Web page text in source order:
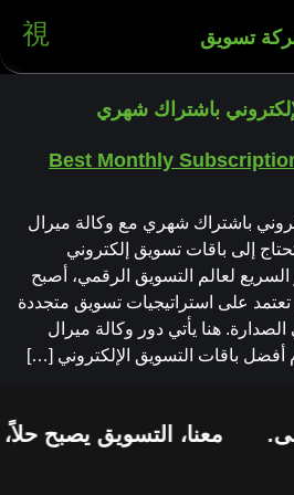
باشتراك شهري
باشتراك شهري مع وكالة ميرال
إلى باقات تسويق إلكتروني
لعالم التسويق الرقمي، أصبح
على استراتيجيات تسويق متجددة
هنا يأتي دور وكالة ميرال
أفضل باقات التسويق الإلكتروني […]
معنا، التسويق يصبح